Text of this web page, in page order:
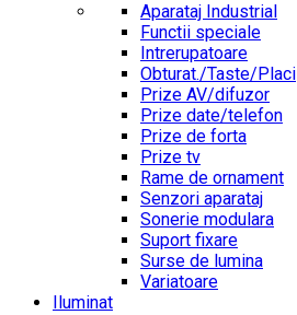
Aparataj Industrial
Functii speciale
Intrerupatoare
Obturat./Taste/Placi
Prize AV/difuzor
Prize date/telefon
Prize de forta
Prize tv
Rame de ornament
Senzori aparataj
Sonerie modulara
Suport fixare
Surse de lumina
Variatoare
Iluminat